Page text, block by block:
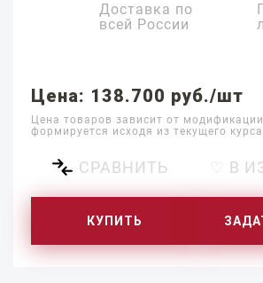
Доставка по
всей России
Цена: 138.700 руб./шт
Цена товаров зависит от
формируется исходя из текущего
СРАВНИТЬ ♡ В
КУПИТЬ